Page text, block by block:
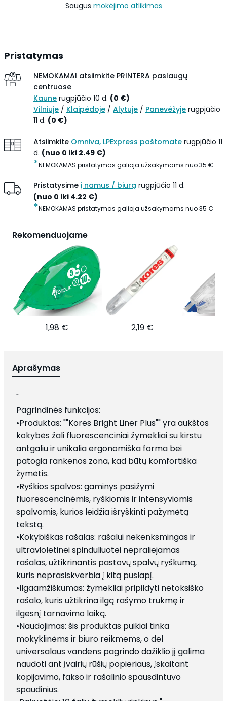
Saugus mokėjimo atlikimas
Pristatymas
NEMOKAMAI atsiimkite PRINTERA paslaugų
centruose
Kaune rugpjūčio 10 d. (0 €)
Vilniuje / Klaipėdoje / Alytuje / Panevėžyje rugpjūčio
11 d. (0 €)
Atsiimkite Omniva, LPExpress paštomate rugpjūčio 11
d. (nuo 0 iki 2.49 €)
*NEMOKAMAS pristatymas galioja užsakymams nuo35 €
Pristatysime į namus / biurą rugpjūčio 11 d.
(nuo 0 iki 4.22 €)
*NEMOKAMAS pristatymas galioja užsakymams nuo35 €
Rekomenduojame
1,98 € 2,19 €
Aprašymas
"
Pagrindinės funkcijos:
•Produktas: ""Kores Bright Liner Plus"" yra aukštos
kokybės žali fluorescenciniai žymekliai su kirstu
antgaliu ir unikalia ergonomiška forma bei
patogia rankenos zona, kad būtų komfortiška
žymėtis.
•Ryškios spalvos: gaminys pasižymi
fluorescencinėmis, ryškiomis ir intensyviomis
spalvomis, kurios leidžia išryškinti pažymėtą
tekstą.
•Kokybiškas rašalas: rašalui nekenksmingas ir
ultravioletinei spinduliuotei nepraliejamas
rašalas, užtikrinantis pastovų spalvų ryškumą,
kuris neprasiskverbia į kitą puslapį.
•Ilgaamžiškumas: žymekliai pripildyti netoksiško
rašalo, kuris užtikrina ilgą rašymo trukmę ir
ilgesnį tarnavimo laiką.
•Naudojimas: šis produktas puikiai tinka
mokyklinėms ir biuro reikmėms, o dėl
universalaus vandens pagrindo dažiklio jį galima
naudoti ant įvairių rūšių popieriaus, įskaitant
kopijavimo, fakso ir rašalinio spausdintuvo
spaudinius.